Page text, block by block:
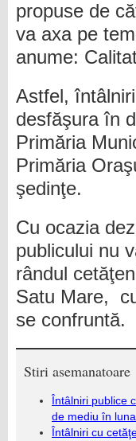
propuse de
va axa pe
anume:
Astfel,
desfăşura în
Primăria
Primăria
şedinţe.
Cu ocazia
publicului nu
rândul
Satu Mare,
se confruntă.
Stiri asemanatoare
Întâlniri publice
de mediu în
Întâlniri cu